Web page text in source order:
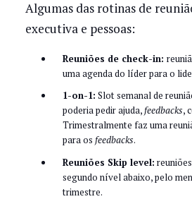
Algumas das rotinas de
executiva e pessoas:
Reuniões de check-in:
uma agenda do líder para o
1-on-1: Slot semanal de
poderia pedir ajuda,feedbacks,
Trimestralmente faz uma
para os feedbacks.
Reuniões Skip level:
segundo nível abaixo, pelo
trimestre.